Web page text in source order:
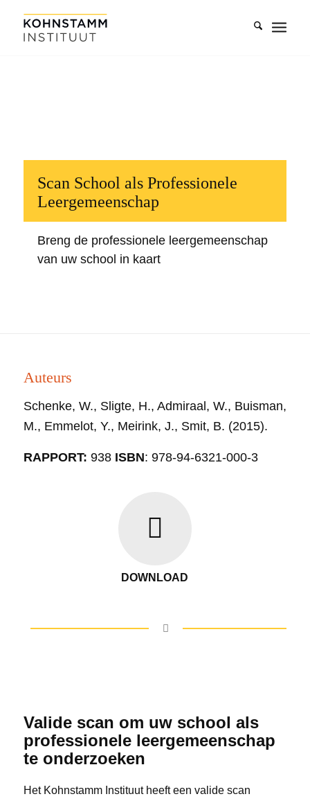
Scan School als Professionele
Leergemeenschap
Breng de professionele leergemeenschap
van uw school in kaart
Auteurs
Schenke, W., Sligte, H., Admiraal, W., Buisman,
M., Emmelot, Y., Meirink, J., Smit, B. (2015).
RAPPORT: 938 ISBN: 978-94-6321-000-3
DOWNLOAD
Valide scan om uw school als
professionele leergemeenschap
te onderzoeken
Het Kohnstamm Instituut heeft een valide scan